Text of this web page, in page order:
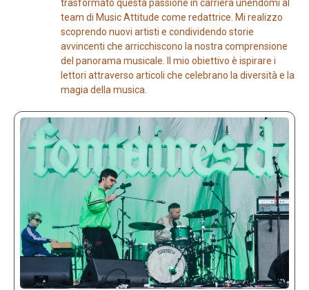
trasformato questa passione in carriera unendomi al
team di Music Attitude come redattrice. Mi realizzo
scoprendo nuovi artisti e condividendo storie
avvincenti che arricchiscono la nostra comprensione
del panorama musicale. Il mio obiettivo è ispirare i
lettori attraverso articoli che celebrano la diversità e la
magia della musica.